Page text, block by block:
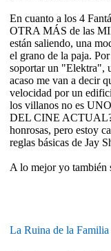
En cuanto a los 4
OTRA MÁS de las
están saliendo, una
el grano de la paja.
soportar un "Elektra",
acaso me van a decir
velocidad por un
los villanos no es
DEL CINE ACTUAL?
honrosas, pero estoy
reglas básicas de Jay
A lo mejor yo también
La Ruina de la Familia